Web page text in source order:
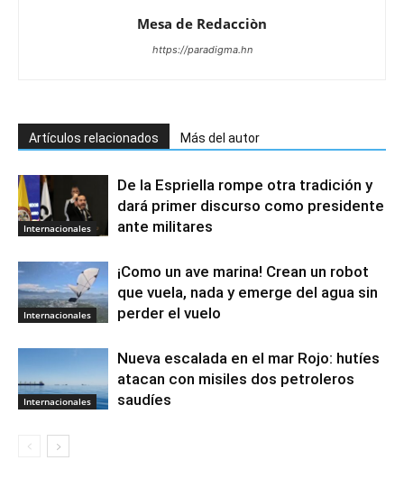
Mesa de Redacciòn
https://paradigma.hn
Artículos relacionados Más del autor
Internacionales
De la Espriella rompe otra tradición y
dará primer discurso como presidente
ante militares
Internacionales
¡Como un ave marina! Crean un robot
que vuela, nada y emerge del agua sin
perder el vuelo
Internacionales
Nueva escalada en el mar Rojo: hutíes
atacan con misiles dos petroleros
saudíes